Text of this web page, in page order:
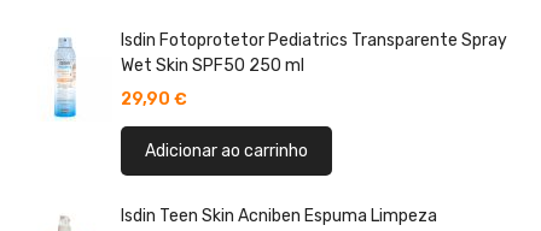
Isdin Fotoprotetor Pediatrics Transparente Spray
Wet Skin SPF50 250 ml
29,90 €
Adicionar ao carrinho
Isdin Teen Skin Acniben Espuma Limpeza